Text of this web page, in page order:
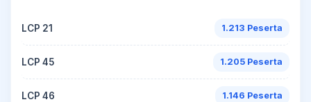
LCP 21 1.213 Peserta
LCP 45 1.205 Peserta
LCP 46 1.146 Peserta